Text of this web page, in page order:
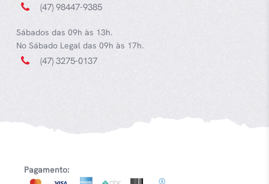
(47) 98447-9385
Sábados das 09h às 13h.
No Sábado Legal das 09h às 17h.
(47) 3275-0137
Pagamento: